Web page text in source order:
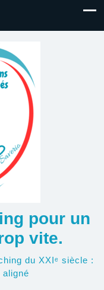
pour un
vite.
du XXIᵉ siècle :